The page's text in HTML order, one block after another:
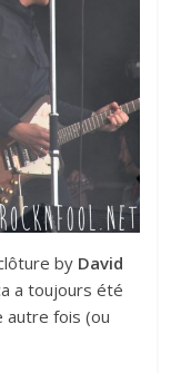
by David
a toujours été
autre fois (ou